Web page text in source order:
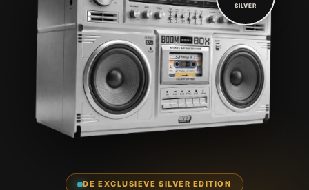
DE EXCLUSIEVE SILVER EDITION
SILVER